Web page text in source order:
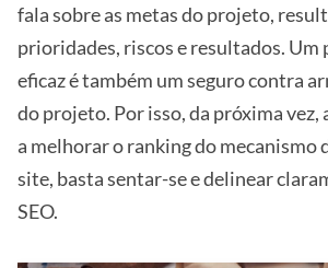
fala sobre as metas do projeto,
prioridades, riscos e resultados. Um
eficaz é também um seguro contra
do projeto. Por isso, da próxima vez,
a melhorar o ranking do mecanismo
site, basta sentar-se e delinear
SEO.